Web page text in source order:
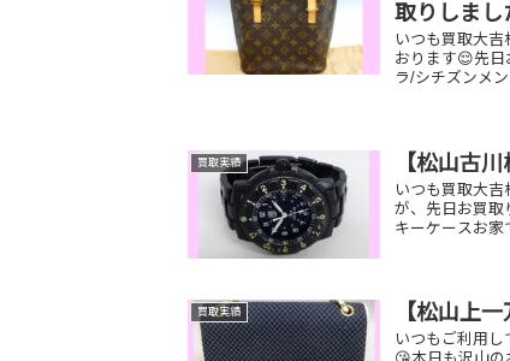
取りしまし
いつも買取大
おります😌先
ラ/シチズンメ
買取実績 【松山古
いつも買取大
が、先日お買取
キーケースお家
買取実績 【松山上
いつもご利用